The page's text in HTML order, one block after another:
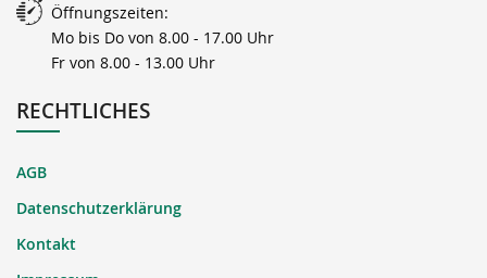
Öffnungszeiten:
Mo bis Do von 8.00 - 17.00 Uhr
Fr von 8.00 - 13.00 Uhr
RECHTLICHES
AGB
Datenschutzerklärung
Kontakt